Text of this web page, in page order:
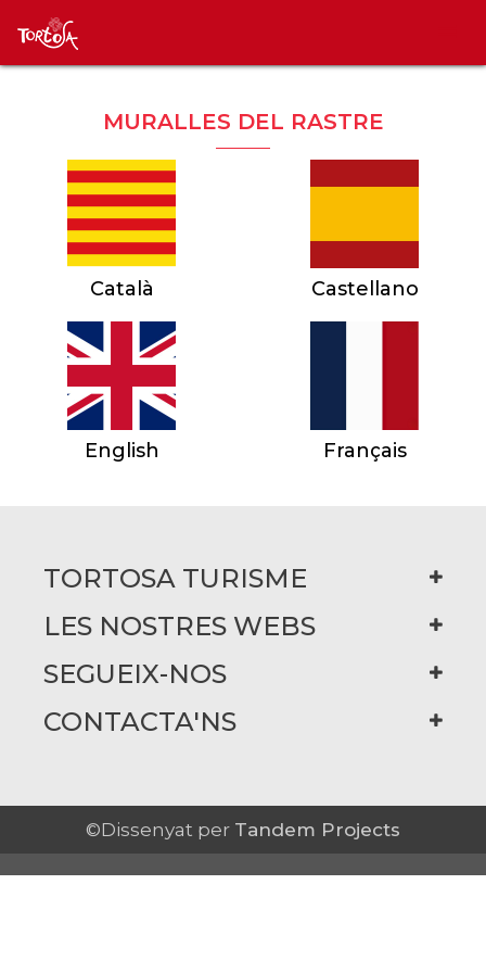
MURALLES DEL RASTRE
Català Castellano
English Français
TORTOSA TURISME
LES NOSTRES WEBS
SEGUEIX-NOS
CONTACTA'NS
©Dissenyat per Tandem Projects